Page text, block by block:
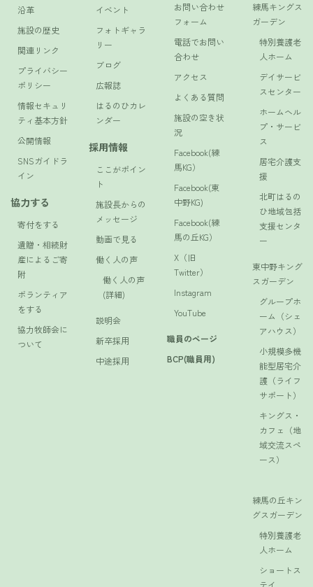
沿革
施設の歴史
関連リンク
プライバシー
ポリシー
情報セキュリ
ティ基本方針
公開情報
SNSガイドラ
イン
協力する
寄付をする
遺贈・相続財
産によるご寄
附
ボランティア
をする
協力牧師会に
ついて
イベント
フォトギャラ
リー
ブログ
広報誌
はるのひカレ
ンダー
採用情報
ここがポイン
ト
施設長からの
メッセージ
動画で見る
働く人の声
働く人の声
(詳細)
説明会
新卒採用
中途採用
お問い合わせ
フォーム
電話でお問い
合わせ
アクセス
よくある質問
施設の空き状
況
Facebook(練
馬KG）
Facebook(東
中野KG)
Facebook(練
馬の丘KG）
X（旧
Twitter）
Instagram
YouTube
職員のページ
BCP(職員用)
練馬キングス
ガーデン
特別養護老
人ホーム
デイサービ
スセンター
ホームヘル
プ・サービ
ス
居宅介護支
援
北町はるの
ひ地域包括
支援センタ
ー
東中野キング
スガーデン
グループホ
ーム（シェ
アハウス）
小規模多機
能型居宅介
護（ライフ
サポート）
キングス・
カフェ（地
域交流スペ
ース）
練馬の丘キン
グスガーデン
特別養護老
人ホーム
ショートス
テイ